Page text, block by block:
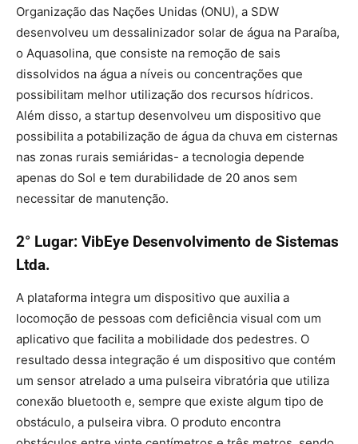
Organização das Nações Unidas (ONU), a SDW
desenvolveu um dessalinizador solar de água na Paraíba,
o Aquasolina, que consiste na remoção de sais
dissolvidos na água a níveis ou concentrações que
possibilitam melhor utilização dos recursos hídricos.
Além disso, a startup desenvolveu um dispositivo que
possibilita a potabilização de água da chuva em cisternas
nas zonas rurais semiáridas- a tecnologia depende
apenas do Sol e tem durabilidade de 20 anos sem
necessitar de manutenção.
2° Lugar: VibEye Desenvolvimento de Sistemas
Ltda.
A plataforma integra um dispositivo que auxilia a
locomoção de pessoas com deficiência visual com um
aplicativo que facilita a mobilidade dos pedestres. O
resultado dessa integração é um dispositivo que contém
um sensor atrelado a uma pulseira vibratória que utiliza
conexão bluetooth e, sempre que existe algum tipo de
obstáculo, a pulseira vibra. O produto encontra